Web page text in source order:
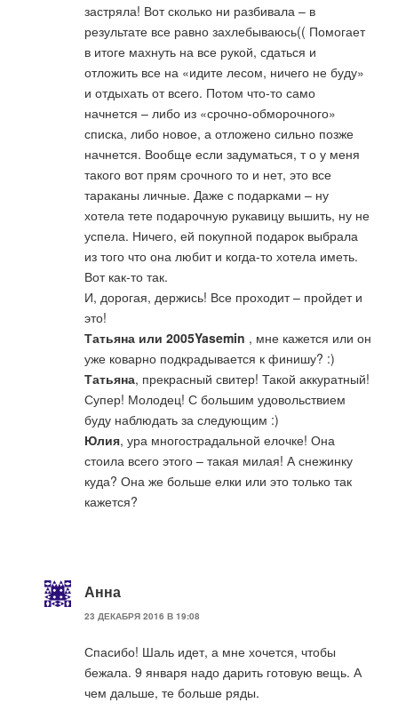
застряла! Вот сколько ни разбивала – в
результате все равно захлебываюсь(( Помогает
в итоге махнуть на все рукой, сдаться и
отложить все на «идите лесом, ничего не буду»
и отдыхать от всего. Потом что-то само
начнется – либо из «срочно-обморочного»
списка, либо новое, а отложено сильно позже
начнется. Вообще если задуматься, т о у меня
такого вот прям срочного то и нет, это все
тараканы личные. Даже с подарками – ну
хотела тете подарочную рукавицу вышить, ну не
успела. Ничего, ей покупной подарок выбрала
из того что она любит и когда-то хотела иметь.
Вот как-то так.
И, дорогая, держись! Все проходит – пройдет и
это!
Татьяна или 2005Yasemin , мне кажется или он
уже коварно подкрадывается к финишу? :)
Татьяна, прекрасный свитер! Такой аккуратный!
Супер! Молодец! С большим удовольствием
буду наблюдать за следующим :)
Юлия, ура многострадальной елочке! Она
стоила всего этого – такая милая! А снежинку
куда? Она же больше елки или это только так
кажется?
Анна
23 ДЕКАБРЯ 2016 В 19:08
Спасибо! Шаль идет, а мне хочется, чтобы
бежала. 9 января надо дарить готовую вещь. А
чем дальше, те больше ряды.